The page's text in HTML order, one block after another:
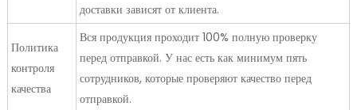
доставки зависят от клиента.
Политика
контроля
качества
Вся продукция проходит 100% полную проверку
перед отправкой. У нас есть как минимум пять
сотрудников, которые проверяют качество перед
отправкой.